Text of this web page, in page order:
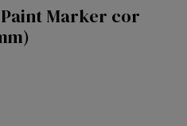
Marker cor